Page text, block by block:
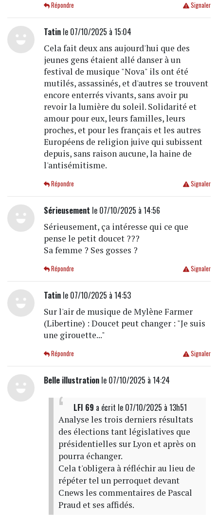
Signaler
Répondre
Tatinle 07/10/2025 à 15:04
Cela fait deux ans aujourd'hui que des
jeunes gens étaient allé danser à un
festival de musique "Nova" ils ont été
mutilés, assassinés, et d'autres se trouvent
encore enterrés vivants, sans avoir pu
revoir la lumière du soleil. Solidarité et
amour pour eux, leurs familles, leurs
proches, et pour les français et les autres
Européens de religion juive qui subissent
depuis, sans raison aucune, la haine de
l'antisémitisme.
Signaler
Répondre
Sérieusement le 07/10/2025 à 14:56
Sérieusement, ça intéresse qui ce que
pense le petit doucet ???
Sa femme ? Ses gosses ?
Signaler
Répondre
Tatinle 07/10/2025 à 14:53
Sur l'air de musique de Mylène Farmer
(Libertine) : Doucet peut changer : "Je suis
une girouette..."
Signaler
Répondre
Belle illustrationle 07/10/2025 à 14:24
LFI 69 a écrit le 07/10/2025 à 13h51
Analyse les trois derniers résultats
des élections tant législatives que
présidentielles sur Lyon et après on
pourra échanger.
Cela t'obligera à réfléchir au lieu de
répéter tel un perroquet devant
Cnews les commentaires de Pascal
Praud et ses affidés.